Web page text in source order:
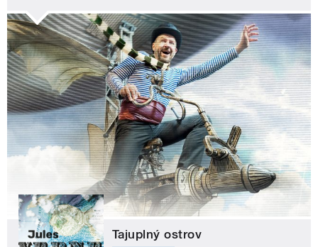
Tajuplný ostrov